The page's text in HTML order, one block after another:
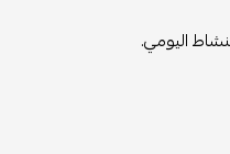
اليومي.